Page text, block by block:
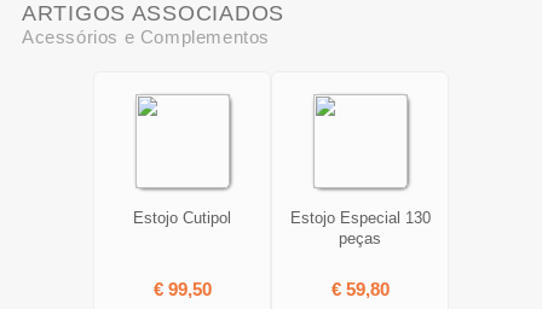
ARTIGOS ASSOCIADOS
Acessórios e Complementos
Estojo Cutipol
€ 99,50
Estojo Especial 130
peças
€ 59,80